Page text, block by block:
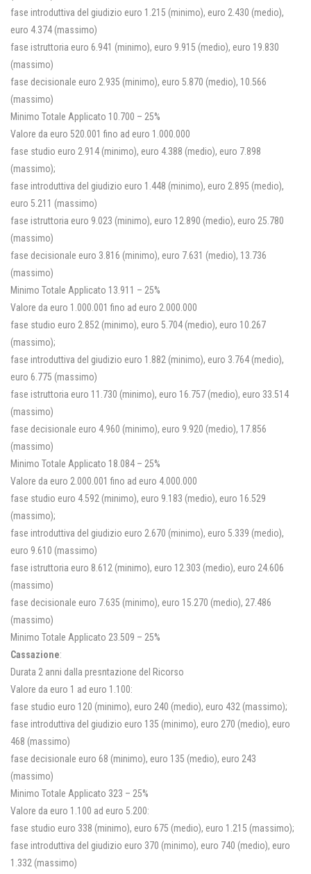
fase introduttiva del giudizio euro 1.215 (minimo), euro 2.430 (medio),
euro 4.374 (massimo)
fase istruttoria euro 6.941 (minimo), euro 9.915 (medio), euro 19.830
(massimo)
fase decisionale euro 2.935 (minimo), euro 5.870 (medio), 10.566
(massimo)
Minimo Totale Applicato 10.700 – 25%
Valore da euro 520.001 fino ad euro 1.000.000
fase studio euro 2.914 (minimo), euro 4.388 (medio), euro 7.898
(massimo);
fase introduttiva del giudizio euro 1.448 (minimo), euro 2.895 (medio),
euro 5.211 (massimo)
fase istruttoria euro 9.023 (minimo), euro 12.890 (medio), euro 25.780
(massimo)
fase decisionale euro 3.816 (minimo), euro 7.631 (medio), 13.736
(massimo)
Minimo Totale Applicato 13.911 – 25%
Valore da euro 1.000.001 fino ad euro 2.000.000
fase studio euro 2.852 (minimo), euro 5.704 (medio), euro 10.267
(massimo);
fase introduttiva del giudizio euro 1.882 (minimo), euro 3.764 (medio),
euro 6.775 (massimo)
fase istruttoria euro 11.730 (minimo), euro 16.757 (medio), euro 33.514
(massimo)
fase decisionale euro 4.960 (minimo), euro 9.920 (medio), 17.856
(massimo)
Minimo Totale Applicato 18.084 – 25%
Valore da euro 2.000.001 fino ad euro 4.000.000
fase studio euro 4.592 (minimo), euro 9.183 (medio), euro 16.529
(massimo);
fase introduttiva del giudizio euro 2.670 (minimo), euro 5.339 (medio),
euro 9.610 (massimo)
fase istruttoria euro 8.612 (minimo), euro 12.303 (medio), euro 24.606
(massimo)
fase decisionale euro 7.635 (minimo), euro 15.270 (medio), 27.486
(massimo)
Minimo Totale Applicato 23.509 – 25%
Cassazione:
Durata 2 anni dalla presntazione del Ricorso
Valore da euro 1 ad euro 1.100:
fase studio euro 120 (minimo), euro 240 (medio), euro 432 (massimo);
fase introduttiva del giudizio euro 135 (minimo), euro 270 (medio), euro
468 (massimo)
fase decisionale euro 68 (minimo), euro 135 (medio), euro 243
(massimo)
Minimo Totale Applicato 323 – 25%
Valore da euro 1.100 ad euro 5.200:
fase studio euro 338 (minimo), euro 675 (medio), euro 1.215 (massimo);
fase introduttiva del giudizio euro 370 (minimo), euro 740 (medio), euro
1.332 (massimo)